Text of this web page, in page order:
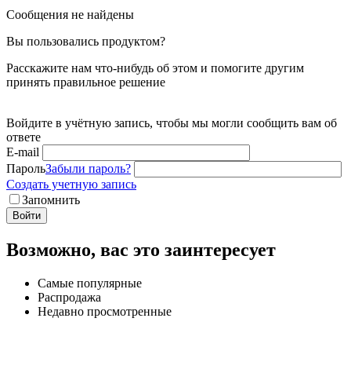
Сообщения не найдены
Вы пользовались продуктом?
Расскажите нам что-нибудь об этом и помогите другим
принять правильное решение
Войдите в учётную запись, чтобы мы могли сообщить вам об
ответе
E-mail
ПарольЗабыли пароль?
Создать учетную запись
Запомнить
Войти
Возможно, вас это заинтересует
Самые популярные
Распродажа
Недавно просмотренные